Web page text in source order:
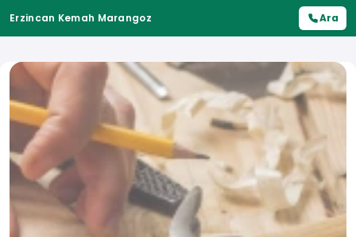
Erzincan Kemah Marangoz Ara